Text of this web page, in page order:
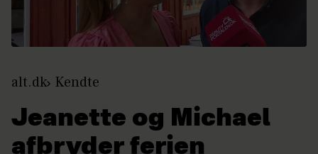
alt.dk Kendte
Jeanette og Michael
afbryder ferien